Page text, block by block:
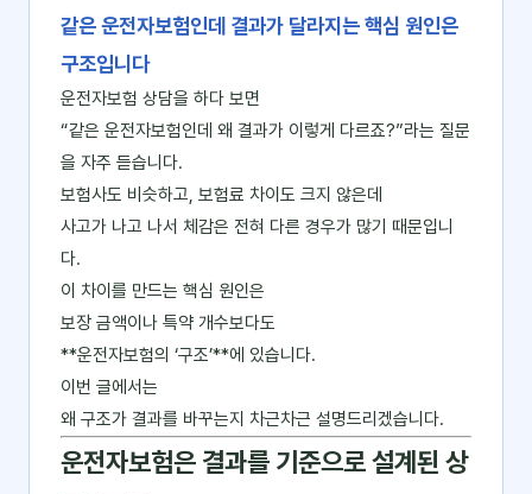
같은 운전자보험인데 결과가 달라지는 핵심 원인은
구조입니다
운전자보험 상담을 하다 보면
“같은 운전자보험인데 왜 결과가 이렇게 다르죠?”라는 질문
을 자주 듣습니다.
보험사도 비슷하고, 보험료 차이도 크지 않은데
사고가 나고 나서 체감은 전혀 다른 경우가 많기 때문입니
다.
이 차이를 만드는 핵심 원인은
보장 금액이나 특약 개수보다도
**운전자보험의 ‘구조’**에 있습니다.
이번 글에서는
왜 구조가 결과를 바꾸는지 차근차근 설명드리겠습니다.
운전자보험은 결과를 기준으로 설계된 상